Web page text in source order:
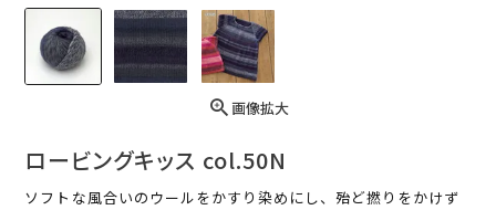
画像拡大
ロービングキッス col.50N
ソフトな風合いのウールをかすり染めにし、殆ど撚りをかけず